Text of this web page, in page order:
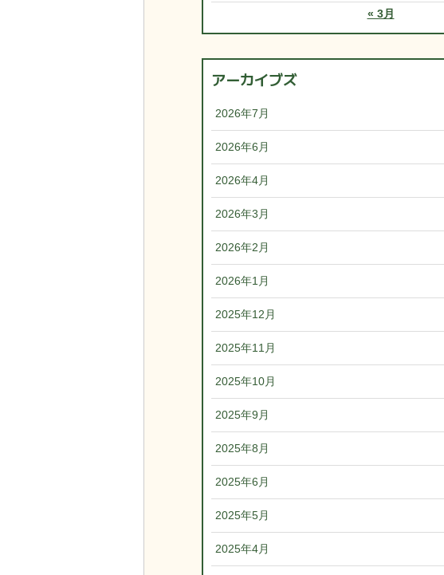
« 3月
アーカイブズ
2026年7月
2026年6月
2026年4月
2026年3月
2026年2月
2026年1月
2025年12月
2025年11月
2025年10月
2025年9月
2025年8月
2025年6月
2025年5月
2025年4月